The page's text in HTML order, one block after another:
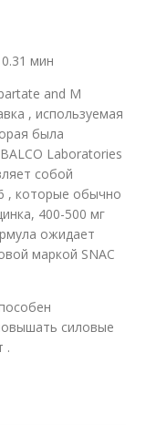
мин
and M
, используемая
была
Laboratories
собой
, которые обычно
400-500 мг
ожидает
маркой SNAC
силовые
.